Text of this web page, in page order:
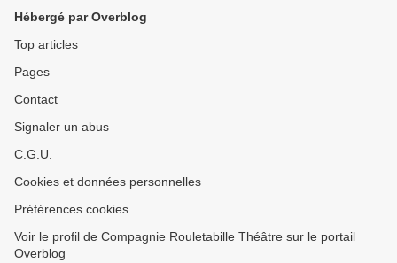
Hébergé par Overblog
Top articles
Pages
Contact
Signaler un abus
C.G.U.
Cookies et données personnelles
Préférences cookies
Voir le profil de Compagnie Rouletabille Théâtre sur le portail
Overblog